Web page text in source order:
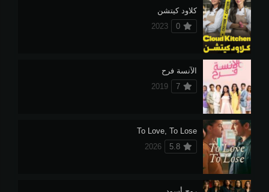
كلاود كيتشن
0
2023
الآنسة فرح
7
2019
To Love, To Lose
5.8
2026